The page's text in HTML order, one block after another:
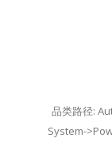
品类路径:
System-